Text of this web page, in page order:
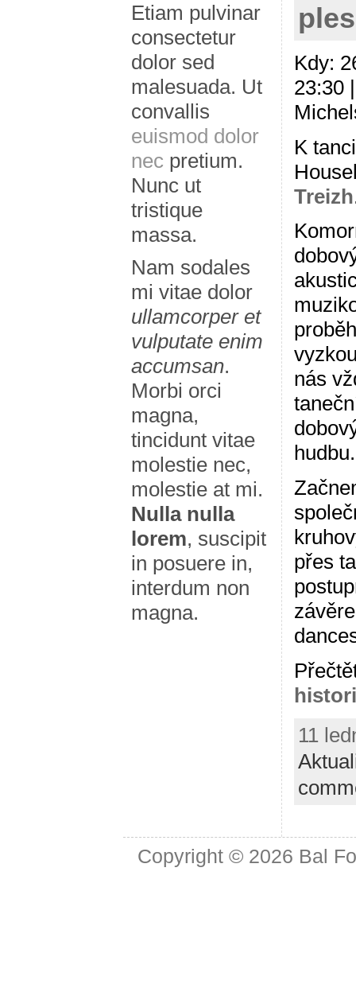
Etiam pulvinar
consectetur
dolor sed
malesuada. Ut
convallis
euismod dolor
nec pretium.
Nunc ut
tristique
massa.
Nam sodales
mi vitae dolor
ullamcorper et
vulputate enim
accumsan.
Morbi orci
magna,
tincidunt vitae
molestie nec,
molestie at mi.
Nulla nulla
lorem, suscipit
in posuere in,
interdum non
magna.
ples
Kdy:
23:30
K
Treizh
nás
hudbu.
přes
11
Copyright © 2026 Bal